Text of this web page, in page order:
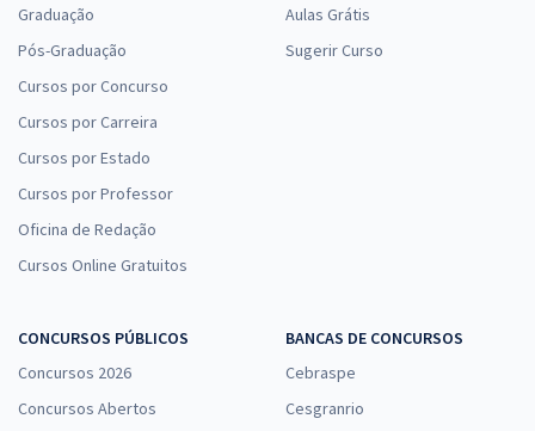
Graduação
Pós-Graduação
Cursos por Concurso
Cursos por Carreira
Cursos por Estado
Cursos por Professor
Oficina de Redação
Cursos Online Gratuitos
Aulas Grátis
Sugerir Curso
CONCURSOS PÚBLICOS
Concursos 2026
Concursos Abertos
BANCAS DE CONCURSOS
Cebraspe
Cesgranrio